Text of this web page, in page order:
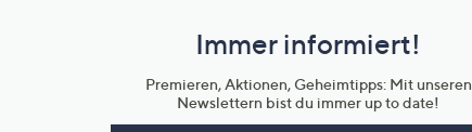
Unternehmensinformationen
Immer informiert!
Premieren, Aktionen, Geheimtipps: Mit unseren
Newslettern bist du immer up to date!